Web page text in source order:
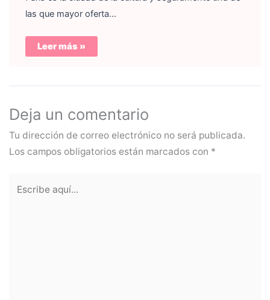
las que mayor oferta…
Leer más »
Deja un comentario
Tu dirección de correo electrónico no será publicada.
Los campos obligatorios están marcados con *